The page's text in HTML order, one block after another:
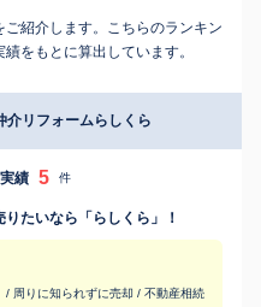
紹介します。こちらのランキン
をもとに算出しています。
リフォームらしくら
績 5 件
たいなら「らしくら」！
/ 周りに知られずに売却 / 不動産相続